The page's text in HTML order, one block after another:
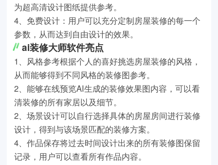
为超高清设计图纸提供参考。
4、免费设计：用户可以充分定制房屋装修的每一个
参数，从而达到自由设计的效果。
ai装修大师软件亮点
1、风格参考根据个人的喜好挑选房屋装修的风格，
从而能够得到不同风格的装修图参考。
2、能够在线预览AI生成的装修效果图内容，可以看
清装修的所有家居以及细节。
2、场景设计可以自行选择具体的房屋房间进行装修
设计，得到与该场景匹配的装修方案。
4、作品保存将过去时间设计出来的所有装修图保留
记录，用户可以查看所有作品内容。